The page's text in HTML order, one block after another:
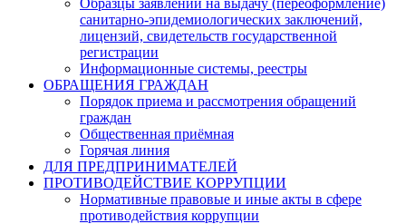
Образцы заявлений на выдачу (переоформление)
санитарно-эпидемиологических заключений,
лицензий, свидетельств государственной
регистрации
Информационные системы, реестры
ОБРАЩЕНИЯ ГРАЖДАН
Порядок приема и рассмотрения обращений
граждан
Общественная приёмная
Горячая линия
ДЛЯ ПРЕДПРИНИМАТЕЛЕЙ
ПРОТИВОДЕЙСТВИЕ КОРРУПЦИИ
Нормативные правовые и иные акты в сфере
противодействия коррупции